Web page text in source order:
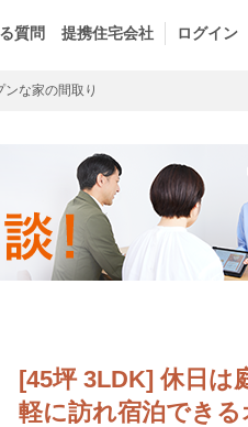
質問 提携住宅会社 ログイン
な家の間取り
[45坪 3LDK] 休日は
軽に訪れ宿泊でき